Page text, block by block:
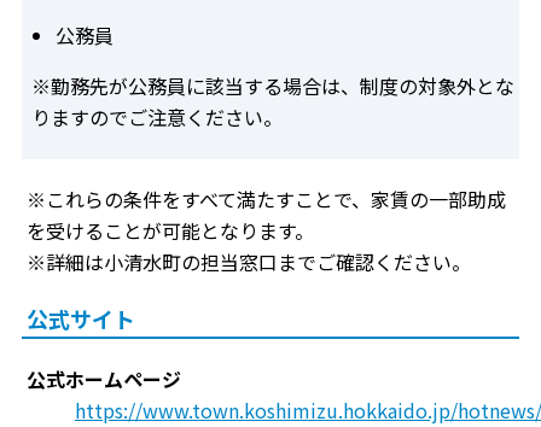
公務員
※勤務先が公務員に該当する場合は、制度の対象外とな
りますのでご注意ください。
※これらの条件をすべて満たすことで、家賃の一部助成
を受けることが可能となります。
※詳細は小清水町の担当窓口までご確認ください。
公式サイト
公式ホームページ
https://www.town.koshimizu.hokkaido.jp/